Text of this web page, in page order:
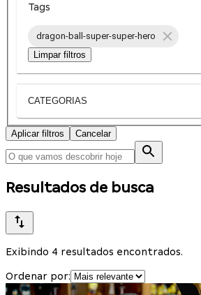
Tags
dragon-ball-super-super-hero
Limpar filtros
CATEGORIAS
Aplicar filtros Cancelar
Resultados de busca
Exibindo 4 resultados encontrados.
Ordenar por: